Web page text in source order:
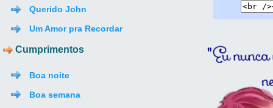
Querido John
Um Amor pra Recordar
Cumprimentos
Boa noite
Boa semana